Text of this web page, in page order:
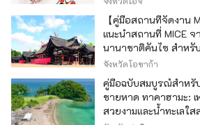
【คู่มือสถานที่จัดงาน
แนะนำสถานที่ MICE
นานาชาติคันไซ สำหรั
และกิจกรรมองค์กร
จังหวัดโอซาก้า
คู่มือฉบับสมบูรณ์สำหรั
ชายหาด ทาคาฮามะ:
สวยงามและน้ำทะเลใ